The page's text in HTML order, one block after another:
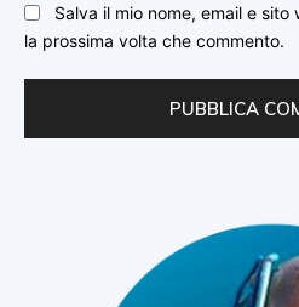
Salva il mio nome, email e
la prossima volta che commento.